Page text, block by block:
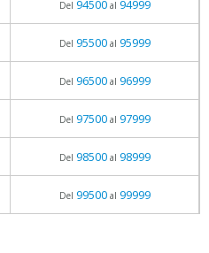
Del 94500al 94999
Del 95500al 95999
Del 96500al 96999
Del 97500al 97999
Del 98500al 98999
Del 99500al 99999